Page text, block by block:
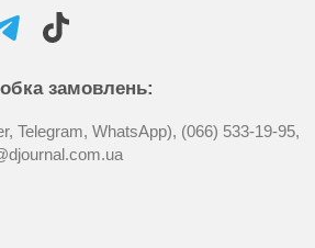
замовлень:
Telegram, WhatsApp), (066) 533-19-95,